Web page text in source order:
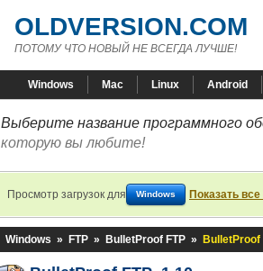
OLDVERSION.COM
ПОТОМУ ЧТО НОВЫЙ НЕ ВСЕГДА ЛУЧШЕ!
Windows Mac Linux Android
Выберите название программного
которую вы любите!
Просмотр загрузок для Windows Показать
Windows » FTP » BulletProof FTP » BulletProof